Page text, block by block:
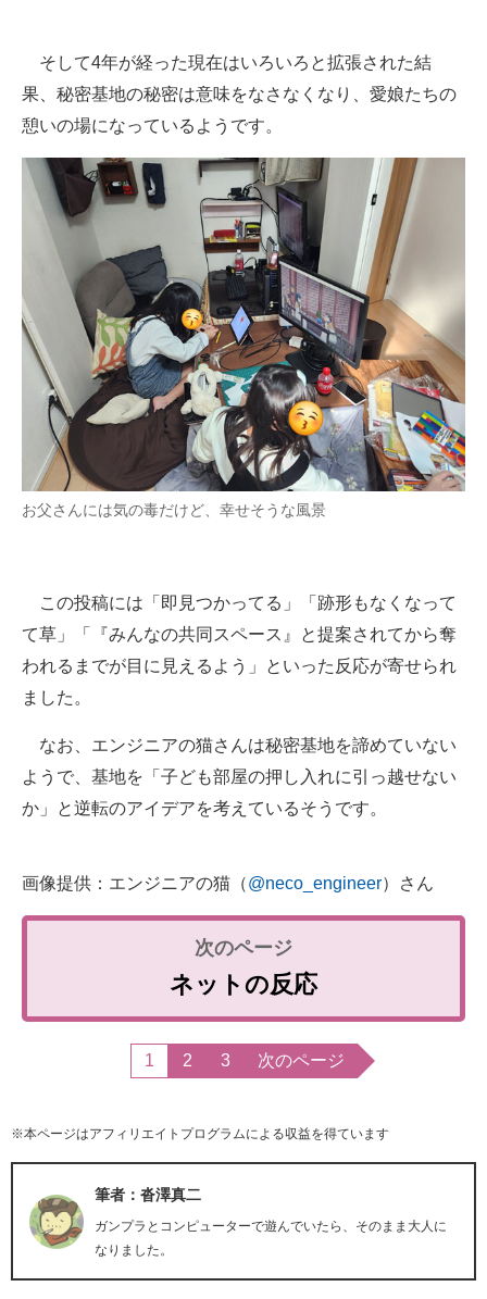
そして4年が経った現在はいろいろと拡張された結
果、秘密基地の秘密は意味をなさなくなり、愛娘たちの
憩いの場になっているようです。
お父さんには気の毒だけど、幸せそうな風景
この投稿には「即見つかってる」「跡形もなくなって
て草」「『みんなの共同スペース』と提案されてから奪
われるまでが目に見えるよう」といった反応が寄せられ
ました。
なお、エンジニアの猫さんは秘密基地を諦めていない
ようで、基地を「子ども部屋の押し入れに引っ越せない
か」と逆転のアイデアを考えているそうです。
画像提供：エンジニアの猫（@neco_engineer）さん
ネットの反応
1 2 3 次のページ
※本ページはアフィリエイトプログラムによる収益を得ています
筆者：沓澤真二
ガンプラとコンピューターで遊んでいたら、そのまま大人に
なりました。